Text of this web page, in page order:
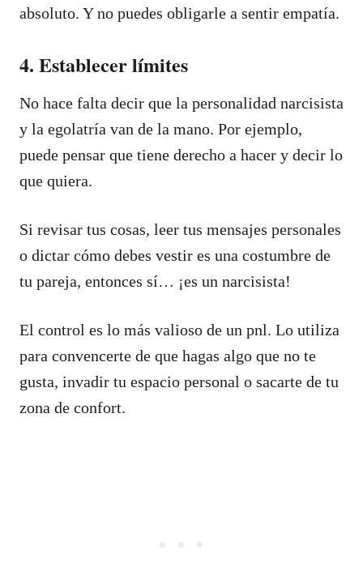
absoluto. Y no puedes obligarle a sentir empatía.
4. Establecer límites
No hace falta decir que la personalidad narcisista
y la egolatría van de la mano. Por ejemplo,
puede pensar que tiene derecho a hacer y decir lo
que quiera.
Si revisar tus cosas, leer tus mensajes personales
o dictar cómo debes vestir es una costumbre de
tu pareja, entonces sí… ¡es un narcisista!
El control es lo más valioso de un pnl. Lo utiliza
para convencerte de que hagas algo que no te
gusta, invadir tu espacio personal o sacarte de tu
zona de confort.